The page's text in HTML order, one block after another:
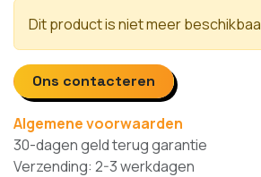
Dit product is niet meer
Ons contacteren
Algemene voorwaarden
30-dagen geld terug garantie
Verzending: 2-3 werkdagen